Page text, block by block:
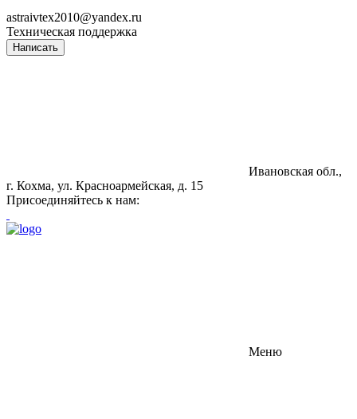
astraivtex2010@yandex.ru
Техническая поддержка
Написать
Ивановская обл.,
г. Кохма, ул. Красноармейская, д. 15
Присоединяйтесь к нам:
Меню